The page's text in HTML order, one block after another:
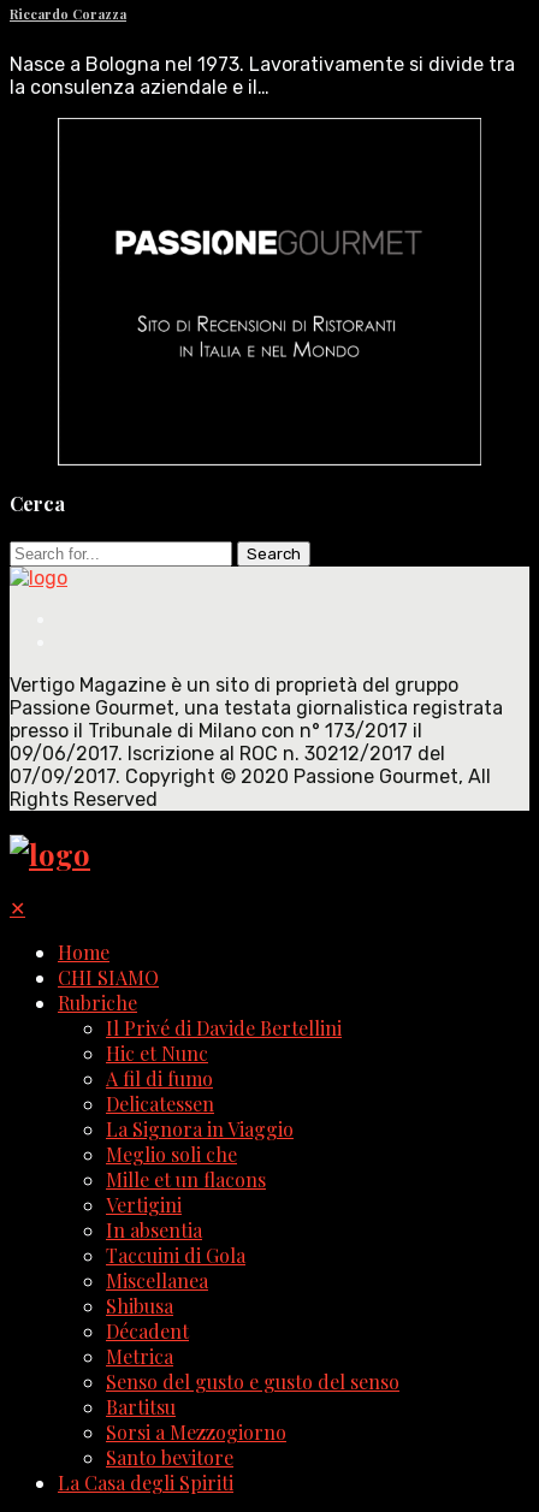
Riccardo Corazza
Nasce a Bologna nel 1973. Lavorativamente si divide tra
la consulenza aziendale e il…
Cerca
Search
for:
Vertigo Magazine è un sito di proprietà del gruppo
Passione Gourmet, una testata giornalistica registrata
presso il Tribunale di Milano con n° 173/2017 il
09/06/2017. Iscrizione al ROC n. 30212/2017 del
07/09/2017. Copyright © 2020 Passione Gourmet, All
Rights Reserved
✕
Home
CHI SIAMO
Rubriche
Il Privé di Davide Bertellini
Hic et Nunc
A fil di fumo
Delicatessen
La Signora in Viaggio
Meglio soli che
Mille et un flacons
Vertigini
In absentia
Taccuini di Gola
Miscellanea
Shibusa
Décadent
Metrica
Senso del gusto e gusto del senso
Bartitsu
Sorsi a Mezzogiorno
Santo bevitore
La Casa degli Spiriti